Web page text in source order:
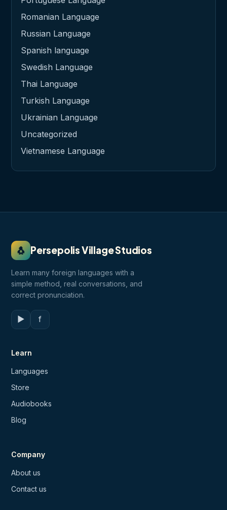
Romanian Language
Russian Language
Spanish language
Swedish Language
Thai Language
Turkish Language
Ukrainian Language
Uncategorized
Vietnamese Language
🐧 Persepolis Village Studios
Learn many foreign languages with a
simple method, real conversations, and
correct pronunciation.
▶ f
Learn
Languages
Store
Audiobooks
Blog
Company
About us
Contact us